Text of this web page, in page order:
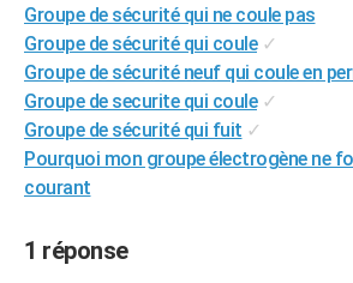
Alimentation
Guide de la santé
Maladies
Médicaments
Sommeil
VOYAGE
Destinations
City break
Voyage nature
Voyage de noces
Forum
Climat
PHOTO
GUIDES D'ACHAT
BONS PLANS
Carte de Noël
Carte Bonne année
Carte Saint-Valentin
Carte Pâques
Carte d'anniversaire
DICTIONNAIRE
Groupe de sécurité qui ne coule pas
Groupe de sécurité qui coule ✓
Groupe de sécurité neuf qui coule en
Groupe de securite qui coule ✓
Groupe de sécurité qui fuit ✓
Pourquoi mon groupe électrogène ne
courant
1 réponse